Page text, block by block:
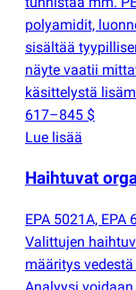
polyamidit,
sisältää
näyte vaatii
käsittelystä
617–845 $
Lue lisää
Haihtuvat
EPA 5021A, EPA
Valittujen
määritys vedestä